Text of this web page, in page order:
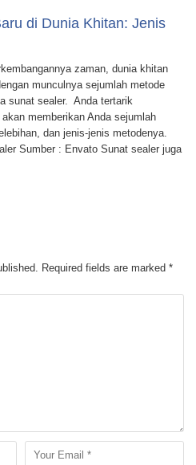
di Dunia Khitan: Jenis
zaman, dunia khitan
munculnya sejumlah metode
sunat sealer. Anda tertarik
memberikan Anda sejumlah
dan jenis-jenis metodenya.
Sumber : Envato Sunat sealer juga
Required fields are marked *